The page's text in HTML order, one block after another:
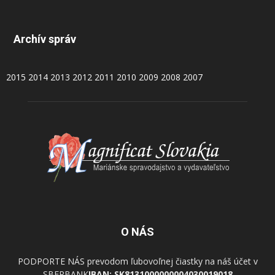
Archív správ
2015 2014 2013 2012 2011 2010 2009 2008 2007
O NÁS
PODPORTE NÁS prevodom ľubovoľnej čiastky na náš účet v